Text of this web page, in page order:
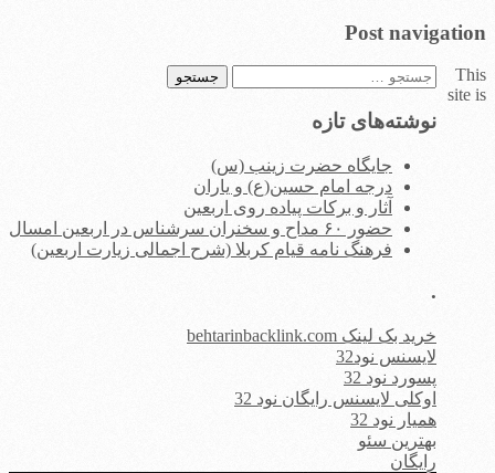
Post navigation
جستجو
نوشته‌های تازه
جایگاه حضرت زینب (س)
درجه امام حسین(ع) و یاران
آثار و برکات پیاده روی اربعین
حضور ۶۰ مداح و سخنران سرشناس در اربعین امسال
فرهنگ نامه قیام کربلا (شرح اجمالی زیارت اربعین)
.
خرید بک لینک behtarinbacklink.com
لایسنس نود32
پسورد نود 32
اوکلی لایسنس رایگان نود 32
همیار نود 32
بهترین سئو
رایگان
This
site is